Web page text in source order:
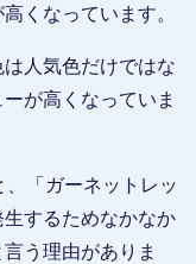
くなっています。
人気色だけではな
が高くなっていま
、「ガーネットレッ
するためなかなか
う理由がありま